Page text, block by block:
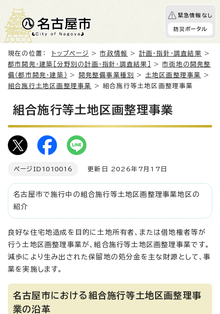
緊急情報なし
防災ポータル
現在の位置： トップページ >市政情報 > 計画・指針・調査結果
>
都市開発・建築［分野別の計画・指針・調査結果］
>市街地の開発整
備（都市開発・建築）
> 開発整備事業種別 > 土地区画整理事業
>
組合施行土地区画整理事業
> 組合施行等土地区画整理事業
組合施行等土地区画整理事業
ページID 1010016 更新日 2026年7月17日
名古屋市で施行中の組合施行等土地区画整理事業地区の
紹介
良好な住宅地造成を目的に土地所有者、または借地権者等が
行う土地区画整理事業が、組合施行等土地区画整理事業です。
減歩により生み出された保留地の処分金を主な財源として、事
業を実施します。
名古屋市における組合施行等土地区画整理事
業の沿革